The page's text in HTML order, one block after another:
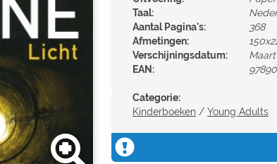
Taal:
Aantal Pagina's:
368
Afmetingen:
Verschijningsdatum:
Maart
EAN:
Categorie:
Kinderboeken / Young Adults